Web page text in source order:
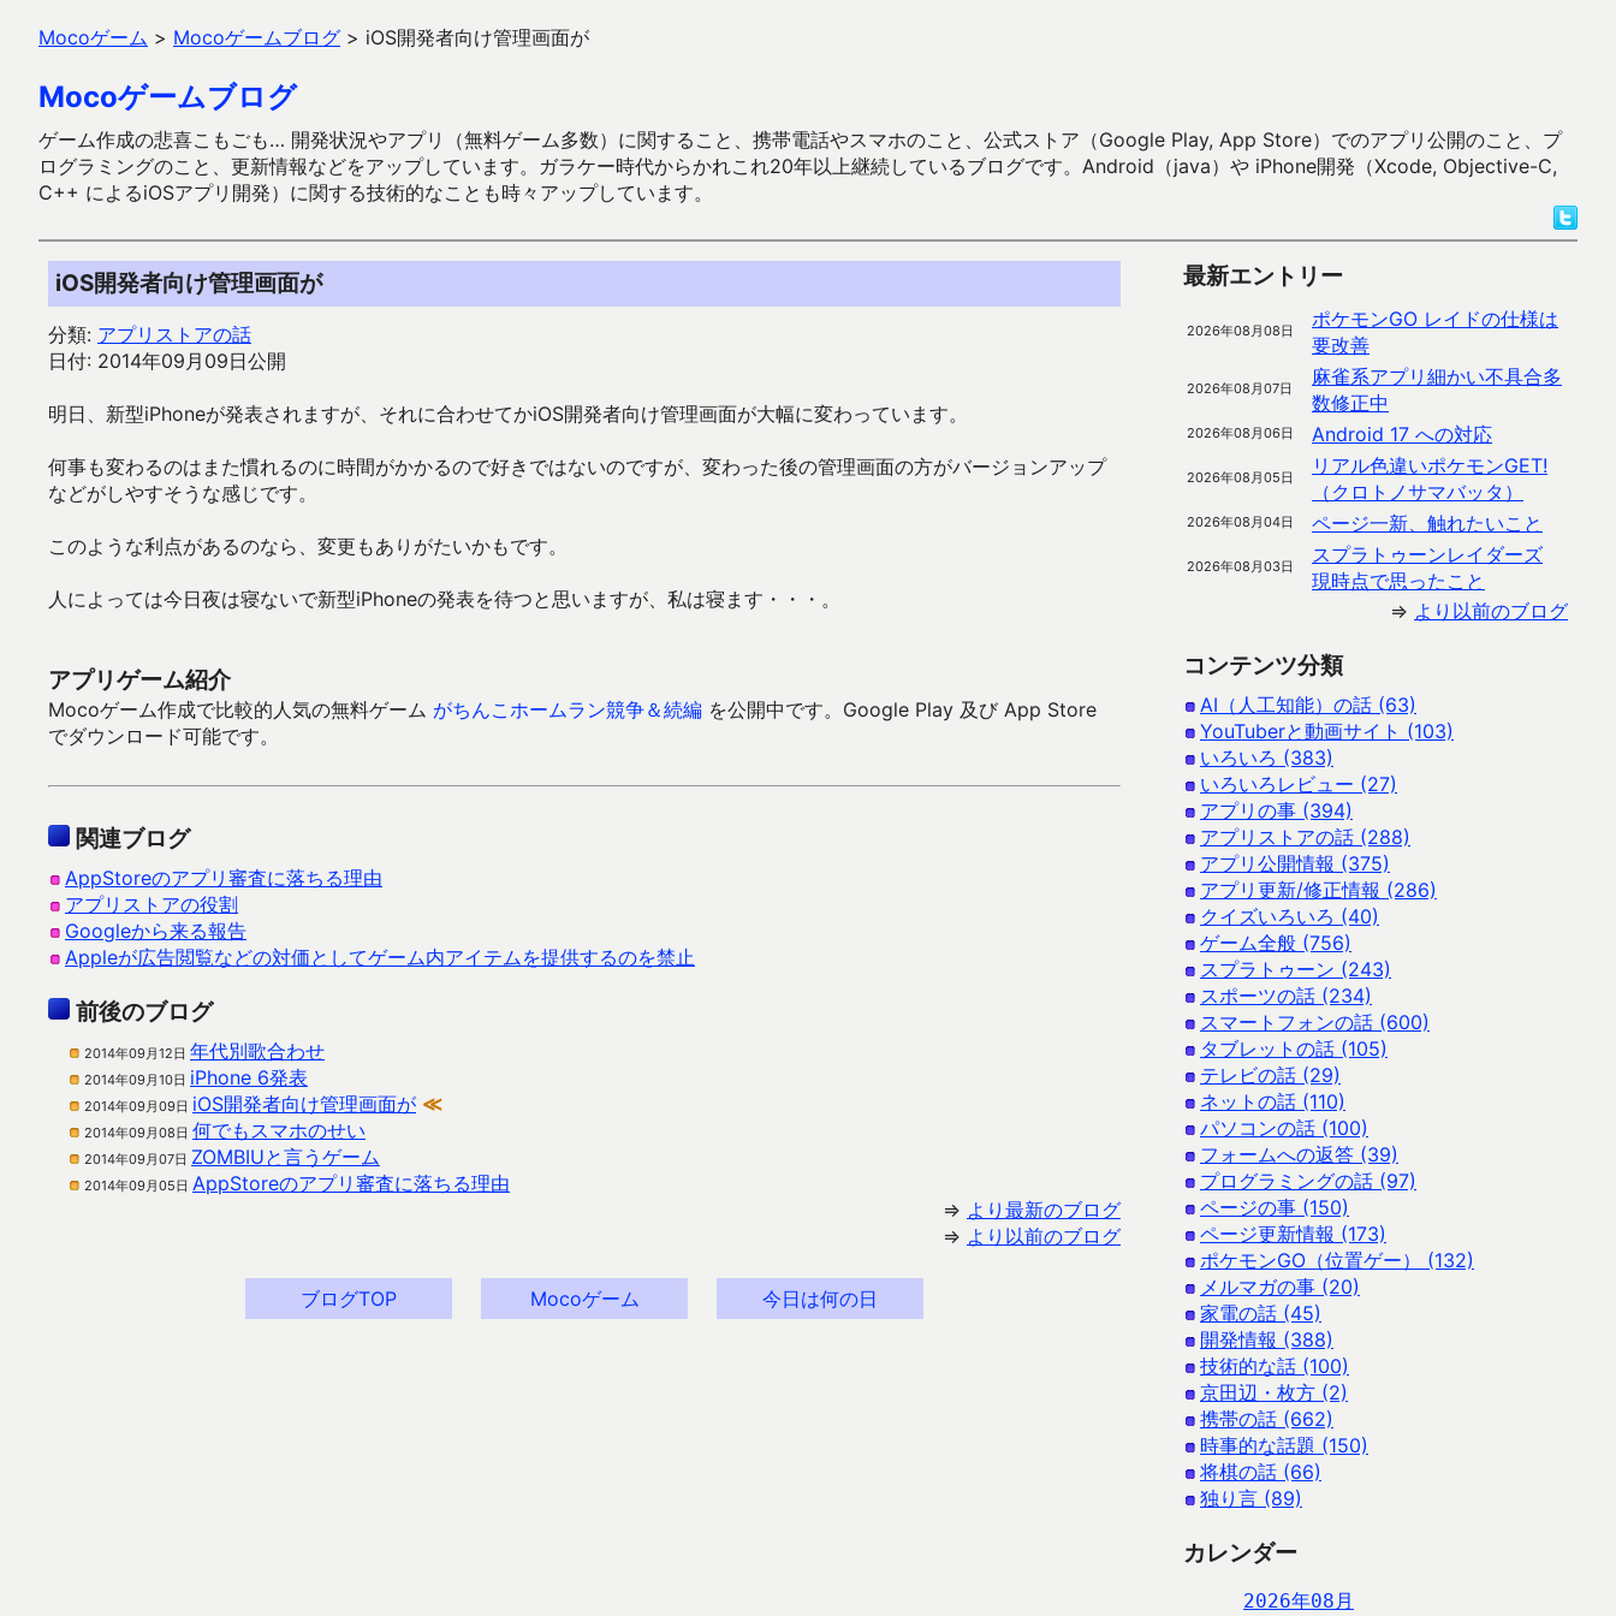
Mocoゲーム > Mocoゲームブログ > iOS開発者向け管理画面が
Mocoゲームブログ
ゲーム作成の悲喜こもごも… 開発状況やアプリ（無料ゲーム多数）に関すること、携帯電話やスマホのこと、公式ストア（Google Play, App Store）でのアプリ公開のこと、プ
ログラミングのこと、更新情報などをアップしています。ガラケー時代からかれこれ20年以上継続しているブログです。Android（java）や iPhone開発（Xcode, Objective-C,
C++ によるiOSアプリ開発）に関する技術的なことも時々アップしています。
iOS開発者向け管理画面が
分類: アプリストアの話
日付: 2014年09月09日公開
明日、新型iPhoneが発表されますが、それに合わせてかiOS開発者向け管理画面が大幅に変わっています。
何事も変わるのはまた慣れるのに時間がかかるので好きではないのですが、変わった後の管理画面の方がバージョンアップ
などがしやすそうな感じです。
このような利点があるのなら、変更もありがたいかもです。
人によっては今日夜は寝ないで新型iPhoneの発表を待つと思いますが、私は寝ます・・・。
アプリゲーム紹介
Mocoゲーム作成で比較的人気の無料ゲーム がちんこホームラン競争＆続編 を公開中です。Google Play 及び App Store
でダウンロード可能です。
関連ブログ
AppStoreのアプリ審査に落ちる理由
アプリストアの役割
Googleから来る報告
Appleが広告閲覧などの対価としてゲーム内アイテムを提供するのを禁止
前後のブログ
2014年09月12日 年代別歌合わせ
2014年09月10日 iPhone 6発表
2014年09月09日 iOS開発者向け管理画面が ≪
2014年09月08日 何でもスマホのせい
2014年09月07日 ZOMBIUと言うゲーム
2014年09月05日 AppStoreのアプリ審査に落ちる理由
⇒ より最新のブログ
⇒ より以前のブログ
ブログTOP Mocoゲーム 今日は何の日
最新エントリー
2026年08月08日
ポケモンGO レイドの仕様は
要改善
2026年08月07日
麻雀系アプリ細かい不具合多
数修正中
2026年08月06日 Android 17 への対応
2026年08月05日
リアル色違いポケモンGET!
（クロトノサマバッタ）
2026年08月04日 ページ一新、触れたいこと
2026年08月03日
スプラトゥーンレイダーズ
現時点で思ったこと
⇒ より以前のブログ
コンテンツ分類
AI（人工知能）の話 (63)
YouTuberと動画サイト (103)
いろいろ (383)
いろいろレビュー (27)
アプリの事 (394)
アプリストアの話 (288)
アプリ公開情報 (375)
アプリ更新/修正情報 (286)
クイズいろいろ (40)
ゲーム全般 (756)
スプラトゥーン (243)
スポーツの話 (234)
スマートフォンの話 (600)
タブレットの話 (105)
テレビの話 (29)
ネットの話 (110)
パソコンの話 (100)
フォームへの返答 (39)
プログラミングの話 (97)
ページの事 (150)
ページ更新情報 (173)
ポケモンGO（位置ゲー） (132)
メルマガの事 (20)
家電の話 (45)
開発情報 (388)
技術的な話 (100)
京田辺・枚方 (2)
携帯の話 (662)
時事的な話題 (150)
将棋の話 (66)
独り言 (89)
カレンダー
2026年08月